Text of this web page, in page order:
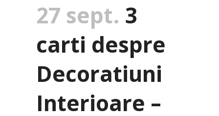
27 sept. 3
carti despre
Decoratiuni
Interioare –